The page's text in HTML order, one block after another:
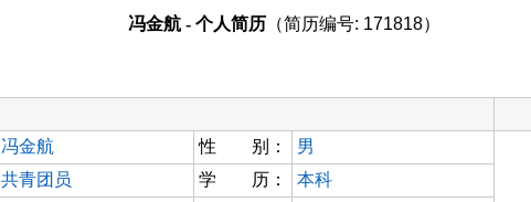
冯金航 - 个人简历（简历编号: 171818）
冯金航 性 别：
男
共青团员 学 历：
本科